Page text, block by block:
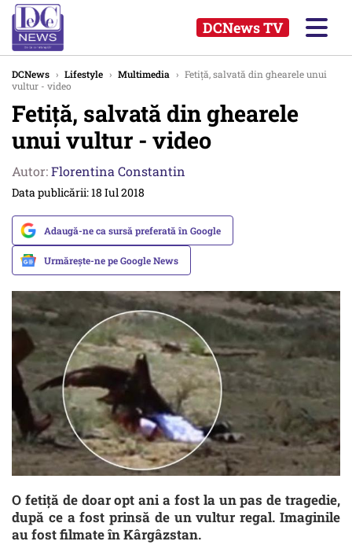
DCNews TV
DCNews › Lifestyle › Multimedia › Fetiţă, salvată din ghearele unui
vultur - video
Fetiţă, salvată din ghearele
unui vultur - video
Autor:Florentina Constantin
Data publicării: 18 Iul 2018
Adaugă-ne ca sursă preferată în Google
Urmărește-ne pe Google News
O fetiță de doar opt ani a fost la un pas de tragedie,
după ce a fost prinsă de un vultur regal. Imaginile
au fost filmate în Kârgâzstan.